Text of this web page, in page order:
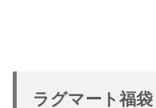
ラグマート福